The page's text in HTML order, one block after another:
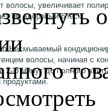
волосы, увеличивает
им здоровый блеск.
Несмываемый
волосы, начиная с
2–3 минут до полного
продуктами.